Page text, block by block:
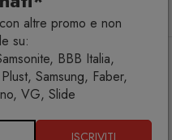
altre promo e non
su:
BBB Italia,
Samsung, Faber,
VG, Slide
ISCRIVITI
Fissaggio per amaca